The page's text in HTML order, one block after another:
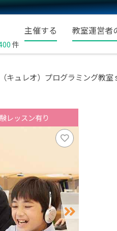
件
主催する 教室運営者
キュレオ）プログラミング教
レッスン有り